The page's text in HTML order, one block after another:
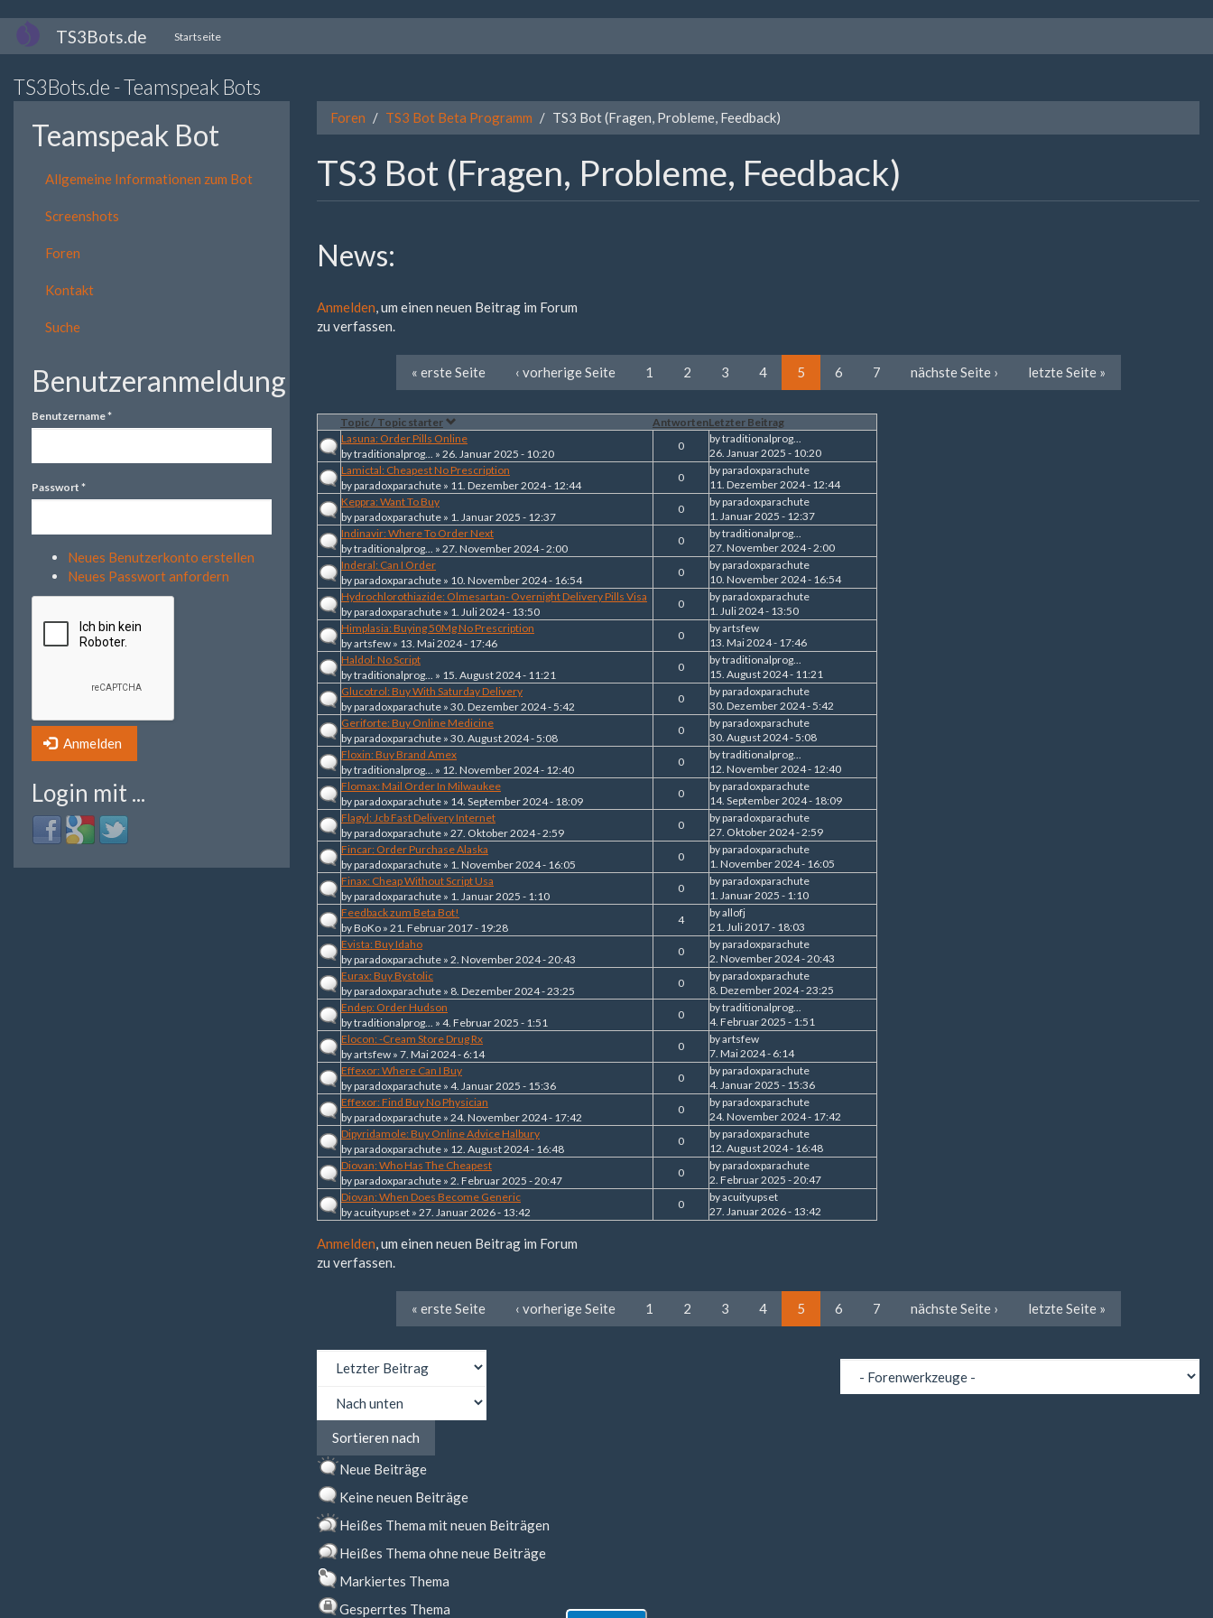
Direkt
zum
TS3Bots.de Startseite
TS3Bots.de - Teamspeak Bots
Teamspeak Bot
Allgemeine Informationen zum Bot
Screenshots
Foren
Kontakt
Suche
Benutzeranmeldung
Benutzername*
Passwort *
Neues Benutzerkonto erstellen
Neues Passwort anfordern
Anmelden
Login mit ...
Login
with
Login
with
Login
with
Foren TS3 Bot Beta Programm TS3 Bot (Fragen, Probleme, Feedback)
TS3 Bot (Fragen, Probleme, Feedback)
News:
Anmelden, um einen neuen Beitrag im Forum
zu verfassen.
« erste Seite ‹ vorherige Seite 1 2 3 4 5 6 7 nächste Seite › letzte Seite »
Topic / Topic starter AntwortenLetzter Beitrag
Lasuna: Order Pills Online
bytraditionalprog... » 26. Januar 2025 - 10:20
0
bytraditionalprog...
26. Januar 2025 - 10:20
Lamictal: Cheapest No Prescription
byparadoxparachute » 11. Dezember 2024 - 12:44
0
byparadoxparachute
11. Dezember 2024 - 12:44
Keppra: Want To Buy
byparadoxparachute » 1. Januar 2025 - 12:37
0
byparadoxparachute
1. Januar 2025 - 12:37
Indinavir: Where To Order Next
bytraditionalprog... » 27. November 2024 - 2:00
0
bytraditionalprog...
27. November 2024 - 2:00
Inderal: Can I Order
byparadoxparachute » 10. November 2024 - 16:54
0
byparadoxparachute
10. November 2024 - 16:54
Hydrochlorothiazide: Olmesartan- Overnight Delivery Pills Visa
byparadoxparachute » 1. Juli 2024 - 13:50
0
byparadoxparachute
1. Juli 2024 - 13:50
Himplasia: Buying 50Mg No Prescription
byartsfew » 13. Mai 2024 - 17:46
0
byartsfew
13. Mai 2024 - 17:46
Haldol: No Script
bytraditionalprog... » 15. August 2024 - 11:21
0
bytraditionalprog...
15. August 2024 - 11:21
Glucotrol: Buy With Saturday Delivery
byparadoxparachute » 30. Dezember 2024 - 5:42
0
byparadoxparachute
30. Dezember 2024 - 5:42
Geriforte: Buy Online Medicine
byparadoxparachute » 30. August 2024 - 5:08
0
byparadoxparachute
30. August 2024 - 5:08
Floxin: Buy Brand Amex
bytraditionalprog... » 12. November 2024 - 12:40
0
bytraditionalprog...
12. November 2024 - 12:40
Flomax: Mail Order In Milwaukee
byparadoxparachute » 14. September 2024 - 18:09
0
byparadoxparachute
14. September 2024 - 18:09
Flagyl: Jcb Fast Delivery Internet
byparadoxparachute » 27. Oktober 2024 - 2:59
0
byparadoxparachute
27. Oktober 2024 - 2:59
Fincar: Order Purchase Alaska
byparadoxparachute » 1. November 2024 - 16:05
0
byparadoxparachute
1. November 2024 - 16:05
Finax: Cheap Without Script Usa
byparadoxparachute » 1. Januar 2025 - 1:10
0
byparadoxparachute
1. Januar 2025 - 1:10
Feedback zum Beta Bot!
byBoKo » 21. Februar 2017 - 19:28
4
byallofj
21. Juli 2017 - 18:03
Evista: Buy Idaho
byparadoxparachute » 2. November 2024 - 20:43
0
byparadoxparachute
2. November 2024 - 20:43
Eurax: Buy Bystolic
byparadoxparachute » 8. Dezember 2024 - 23:25
0
byparadoxparachute
8. Dezember 2024 - 23:25
Endep: Order Hudson
bytraditionalprog... » 4. Februar 2025 - 1:51
0
bytraditionalprog...
4. Februar 2025 - 1:51
Elocon: -Cream Store Drug Rx
byartsfew » 7. Mai 2024 - 6:14
0
byartsfew
7. Mai 2024 - 6:14
Effexor: Where Can I Buy
byparadoxparachute » 4. Januar 2025 - 15:36
0
byparadoxparachute
4. Januar 2025 - 15:36
Effexor: Find Buy No Physician
byparadoxparachute » 24. November 2024 - 17:42
0
byparadoxparachute
24. November 2024 - 17:42
Dipyridamole: Buy Online Advice Halbury
byparadoxparachute » 12. August 2024 - 16:48
0
byparadoxparachute
12. August 2024 - 16:48
Diovan: Who Has The Cheapest
byparadoxparachute » 2. Februar 2025 - 20:47
0
byparadoxparachute
2. Februar 2025 - 20:47
Diovan: When Does Become Generic
byacuityupset » 27. Januar 2026 - 13:42
0
byacuityupset
27. Januar 2026 - 13:42
Anmelden, um einen neuen Beitrag im Forum
zu verfassen.
« erste Seite ‹ vorherige Seite 1 2 3 4 5 6 7 nächste Seite › letzte Seite »
nach
nachSortieren nach
Neue Beiträge
Keine neuen Beiträge
Heißes Thema mit neuen Beiträgen
Heißes Thema ohne neue Beiträge
Markiertes Thema
Gesperrtes Thema